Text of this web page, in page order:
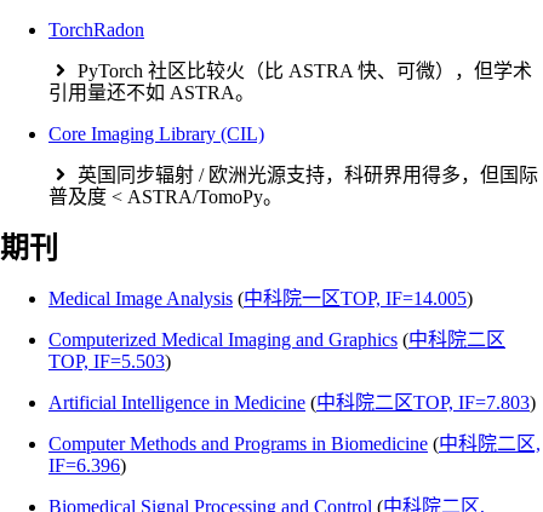
TorchRadon
PyTorch 社区比较火（比 ASTRA 快、可微），但学术
引用量还不如 ASTRA。
Core Imaging Library (CIL)
英国同步辐射 / 欧洲光源支持，科研界用得多，但国际
普及度 < ASTRA/TomoPy。
期刊
Medical Image Analysis (中科院一区TOP, IF=14.005)
Computerized Medical Imaging and Graphics (中科院二区
TOP, IF=5.503)
Artificial Intelligence in Medicine (中科院二区TOP, IF=7.803)
Computer Methods and Programs in Biomedicine (中科院二区,
IF=6.396)
Biomedical Signal Processing and Control (中科院二区,